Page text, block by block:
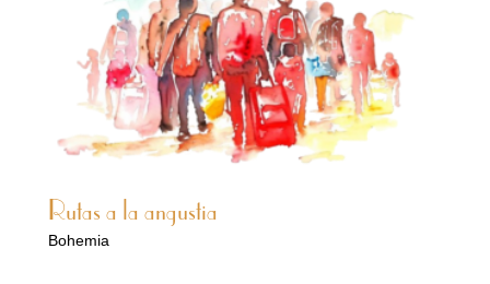
Rutas a la angustia
Bohemia